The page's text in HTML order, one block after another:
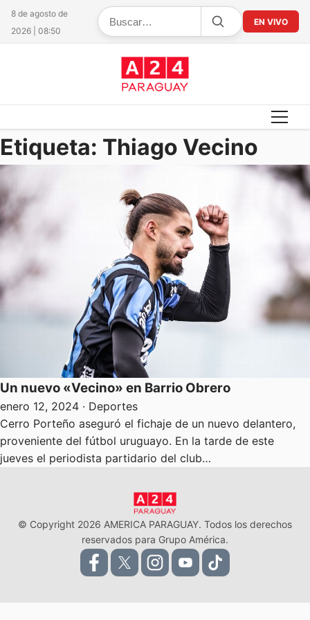
8 de agosto de
2026 | 08:50
EN VIVO
Etiqueta: Thiago Vecino
Un nuevo «Vecino» en Barrio Obrero
enero 12, 2024 · Deportes
Cerro Porteño aseguró el fichaje de un nuevo delantero,
proveniente del fútbol uruguayo. En la tarde de este
jueves el periodista partidario del club…
© Copyright 2026 AMERICA PARAGUAY. Todos los derechos
reservados para Grupo América.